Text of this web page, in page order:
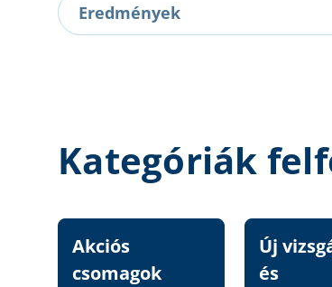
Eredmények
Kategóriák
Akciós
csomagok
Új
és